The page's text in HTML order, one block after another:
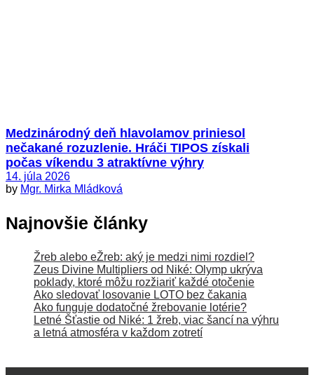
Medzinárodný deň hlavolamov priniesol
nečakané rozuzlenie. Hráči TIPOS získali
počas víkendu 3 atraktívne výhry
14. júla 2026
by Mgr. Mirka Mládková
Najnovšie články
Žreb alebo eŽreb: aký je medzi nimi rozdiel?
Zeus Divine Multipliers od Niké: Olymp ukrýva
poklady, ktoré môžu rozžiariť každé otočenie
Ako sledovať losovanie LOTO bez čakania
Ako funguje dodatočné žrebovanie lotérie?
Letné Šťastie od Niké: 1 žreb, viac šancí na výhru
a letná atmosféra v každom zotretí